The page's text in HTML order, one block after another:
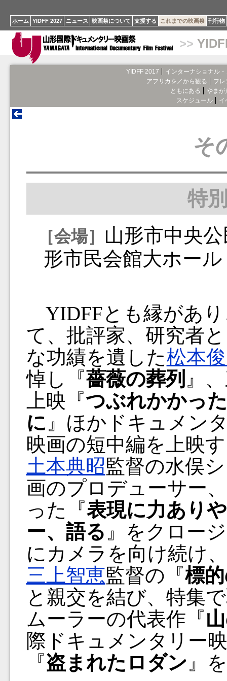
ホーム YIDFF 2027 ニュース 映画祭について 支援する これまでの映画祭 刊行物
>>
YIDFF 2017
インターナショナル
アフリカを／から観る
フ
ともにある
やまが
スケジュール
イ
そ
特
［会場］ 山形市中央
形市民会館大ホール
YIDFFとも縁があり
て、批評家、研究者
な功績を遺した松本
悼し『薔薇の葬列 』
上映『つぶれかかっ
に 』ほかドキュメン
映画の短中編を上映
土本典昭監督の水俣
画のプロデューサー
った『表現に力あり
ー、語る 』をクロー
にカメラを向け続け
三上智恵監督の『標
と親交を結び、特集
ムーラーの代表作『
際ドキュメンタリー
『盗まれたロダン 』